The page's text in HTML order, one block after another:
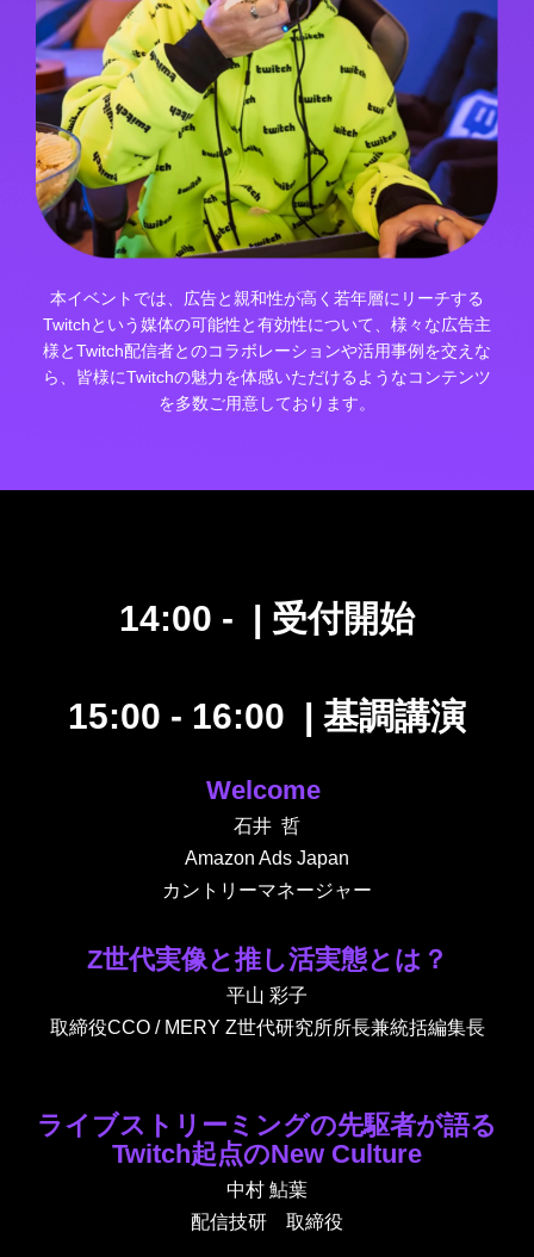
本イベントでは、広告と親和性が高く若年層にリーチする
Twitchという媒体の可能性と有効性について、様々な広告主
様とTwitch配信者とのコラボレーションや活用事例を交えな
ら、皆様にTwitchの魅力を体感いただけるようなコンテンツ
を多数ご用意しております。
14:00 - | 受付開始
15:00 - 16:00 | 基調講演
Welcome
石井 哲
Amazon Ads Japan
カントリーマネージャー
Z世代実像と推し活実態とは？
平山 彩子
取締役CCO / MERY Z世代研究所所長兼統括編集長
ライブストリーミングの先駆者が語る
Twitch起点のNew Culture
中村 鮎葉
配信技研 取締役